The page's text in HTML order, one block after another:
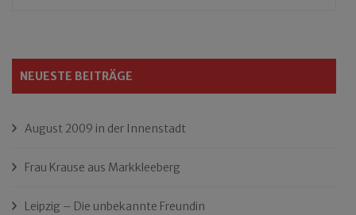
NEUESTE BEITRÄGE
August 2009 in der Innenstadt
Frau Krause aus Markkleeberg
Leipzig – Die unbekannte Freundin